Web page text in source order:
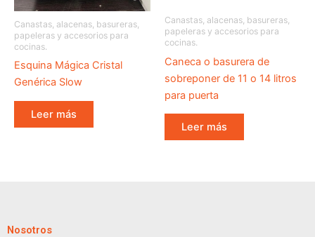
Canastas, alacenas, basureras,
papeleras y accesorios para
cocinas.
Esquina Mágica Cristal
Genérica Slow
Leer más
Canastas, alacenas, basureras,
papeleras y accesorios para
cocinas.
Caneca o basurera de
sobreponer de 11 o 14 litros
para puerta
Leer más
Nosotros